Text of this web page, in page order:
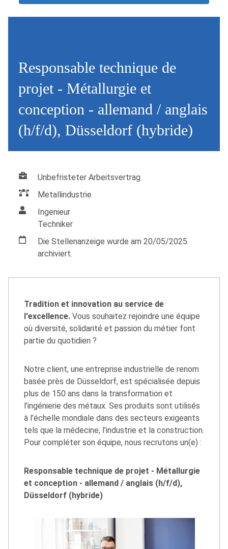
Responsable technique de
projet - Métallurgie et
conception - allemand / anglais
(h/f/d), Düsseldorf (hybride)
Unbefristeter Arbeitsvertrag
Metallindustrie
Ingenieur
Techniker
Die Stellenanzeige wurde am 20/05/2025
archiviert.
Tradition et innovation au service de
l'excellence. Vous souhaitez rejoindre une équipe
où diversité, solidarité et passion du métier font
partie du quotidien ?
Notre client, une entreprise industrielle de renom
basée près de Düsseldorf, est spécialisée depuis
plus de 150 ans dans la transformation et
l’ingénierie des métaux. Ses produits sont utilisés
à l’échelle mondiale dans des secteurs exigeants
tels que la médecine, l’industrie et la construction.
Pour compléter son équipe, nous recrutons un(e) :
Responsable technique de projet - Métallurgie
et conception - allemand / anglais (h/f/d),
Düsseldorf (hybride)